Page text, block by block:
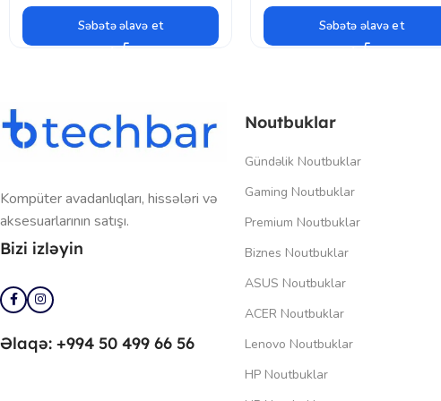
Səbətə əlavə et Səbətə əlavə et
Kompüter avadanlıqları, hissələri və
aksesuarlarının satışı.
Bizi izləyin
Əlaqə: +994 50 499 66 56
Noutbuklar
Gündəlik Noutbuklar
Gaming Noutbuklar
Premium Noutbuklar
Biznes Noutbuklar
ASUS Noutbuklar
ACER Noutbuklar
Lenovo Noutbuklar
HP Noutbuklar